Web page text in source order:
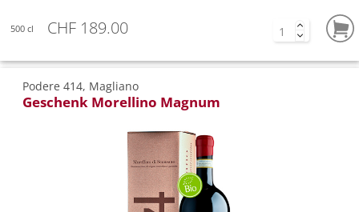
500 cl CHF 189.00
Podere 414, Magliano
Geschenk Morellino Magnum